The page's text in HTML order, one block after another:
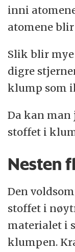
inni
atomene
Slik blir mye
digre
klump som
Da kan man
stoffet i
Nesten
Den
stoffet i
materialet i
klumpen.